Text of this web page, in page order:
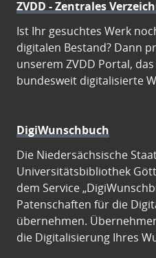
ZVDD - Zentrales
Ist Ihr gesuchtes Werk
digitalen Bestand? Dann
unserem ZVDD Portal,
bundesweit digitalisierte
DigiWunschbuch
Die Niedersächsische
Universitätsbibliothek
dem Service
Patenschaften für die
übernehmen.
die Digitalisierung Ihres